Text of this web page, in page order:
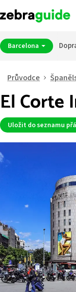
Barcelona
Průvodce
El Corte
Uložit do seznamu